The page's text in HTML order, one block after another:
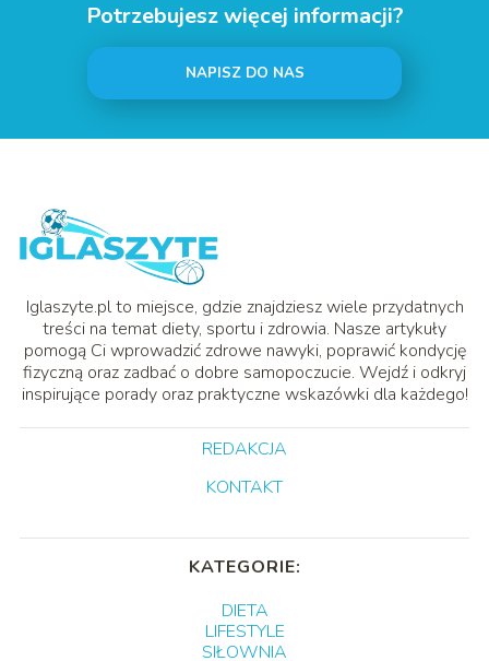
Potrzebujesz więcej informacji?
NAPISZ DO NAS
Iglaszyte.pl to miejsce, gdzie znajdziesz wiele przydatnych
treści na temat diety, sportu i zdrowia. Nasze artykuły
pomogą Ci wprowadzić zdrowe nawyki, poprawić kondycję
fizyczną oraz zadbać o dobre samopoczucie. Wejdź i odkryj
inspirujące porady oraz praktyczne wskazówki dla każdego!
REDAKCJA
KONTAKT
KATEGORIE:
DIETA
LIFESTYLE
SIŁOWNIA